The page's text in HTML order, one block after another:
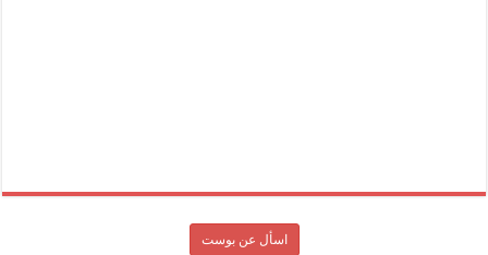
اسأل عن بوست